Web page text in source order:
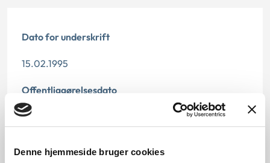
Denne hjemmeside bruger cookies
Dato for underskrift
15.02.1995
Offentliggørelsesdato
12.07.2013